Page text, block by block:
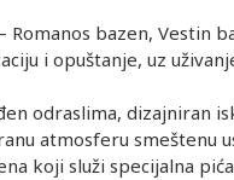
Romanos bazen, Vestin
i opuštanje, uz
odraslima, dizajniran
atmosferu smeštenu
koji služi specijalna